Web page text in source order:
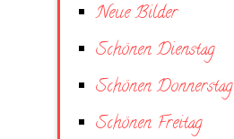
Neue Bilder
Schönen Dienstag
Schönen Donnerstag
Schönen Freitag